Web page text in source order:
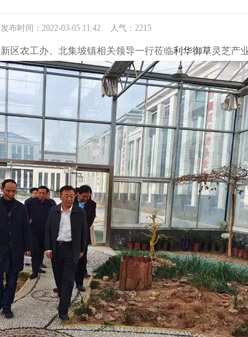
发布时间：2022-03-05 11:42 人气： 2215
区农工办、北集坡镇相关领导一行莅临利华御草灵芝产